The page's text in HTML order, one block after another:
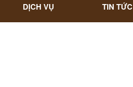
DỊCH VỤ TIN TỨC